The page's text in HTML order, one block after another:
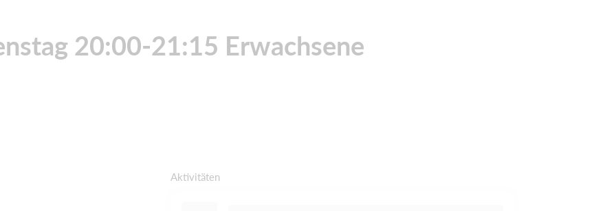
20:00-21:15 Erwachsene
Aktivitäten